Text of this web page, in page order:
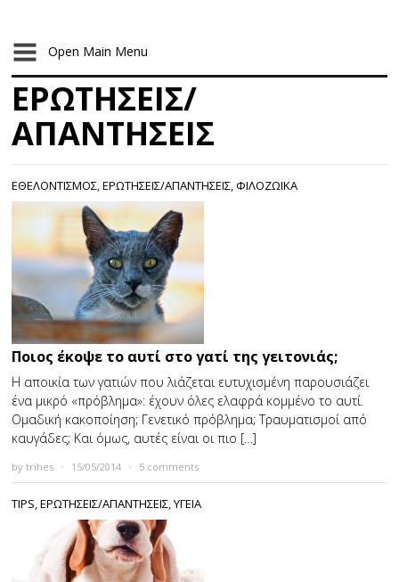
Open Main Menu
ΕΡΩΤΗΣΕΙΣ/
ΑΠΑΝΤΗΣΕΙΣ
ΕΘΕΛΟΝΤΙΣΜΟΣ,ΕΡΩΤΗΣΕΙΣ/ΑΠΑΝΤΗΣΕΙΣ,ΦΙΛΟΖΩΙΚΑ
Ποιος έκοψε το αυτί στο γατί της γειτονιάς;
Η αποικία των γατιών που λιάζεται ευτυχισμένη παρουσιάζει
ένα μικρό «πρόβλημα»: έχουν όλες ελαφρά κομμένο το αυτί.
Ομαδική κακοποίηση; Γενετικό πρόβλημα; Τραυματισμοί από
καυγάδες; Και όμως, αυτές είναι οι πιο […]
bytrihes 15/05/2014 5 comments
TIPS,ΕΡΩΤΗΣΕΙΣ/ΑΠΑΝΤΗΣΕΙΣ,ΥΓΕΙΑ